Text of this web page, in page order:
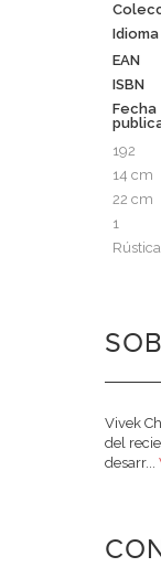
Idioma
EAN
ISBN
Fecha
192
14 cm
22 cm
1
Rústica
Vivek
del
desarr...